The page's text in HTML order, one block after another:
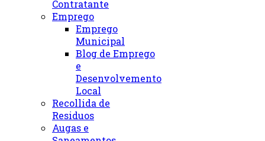
Contratante
Emprego
Emprego
Municipal
Blog de Emprego
e
Desenvolvemento
Local
Recollida de
Residuos
Augas e